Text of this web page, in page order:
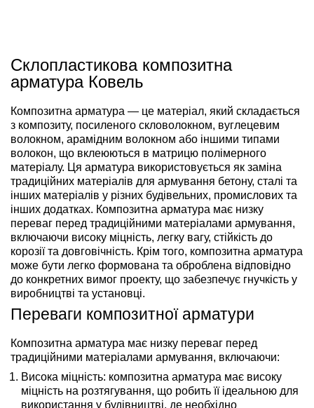
Склопластикова композитна
арматура Ковель
Композитна арматура — це матеріал, який складається
з композиту, посиленого скловолокном, вуглецевим
волокном, арамідним волокном або іншими типами
волокон, що вклеюються в матрицю полімерного
матеріалу. Ця арматура використовується як заміна
традиційних матеріалів для армування бетону, сталі та
інших матеріалів у різних будівельних, промислових та
інших додатках. Композитна арматура має низку
переваг перед традиційними матеріалами армування,
включаючи високу міцність, легку вагу, стійкість до
корозії та довговічність. Крім того, композитна арматура
може бути легко формована та оброблена відповідно
до конкретних вимог проекту, що забезпечує гнучкість у
виробництві та установці.
Переваги композитної арматури
Композитна арматура має низку переваг перед
традиційними матеріалами армування, включаючи:
Висока міцність: композитна арматура має високу
міцність на розтягування, що робить її ідеальною для
використання у будівництві, де необхідно